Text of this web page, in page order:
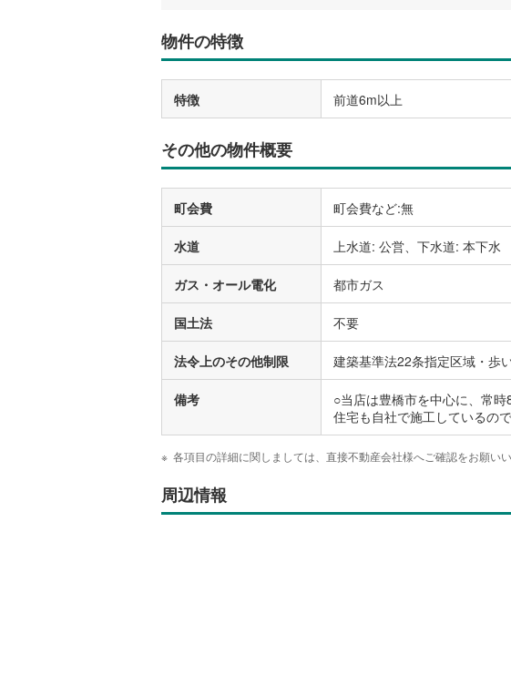
物件の特徴
特徴 前道6m以上
その他の物件概要
町会費 町会費など:無
水道 上水道: 公営、下水道: 本下水
ガス・オール電化 都市ガス
国土法 不要
法令上のその他制限 建築基準法22条指定区域・歩
備考
○当店は豊橋市を中心に、常
住宅も自社で施工しているの
各項目の詳細に関しましては、直接不動産会社様へご確認をお願いい
周辺情報